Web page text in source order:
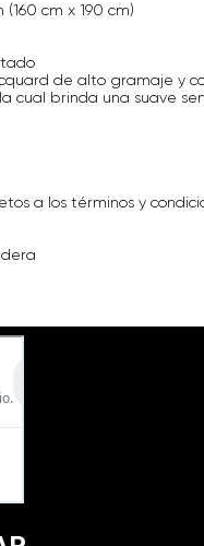
(160 cm x 190 cm)
de alto gramaje y
cual brinda una suave
a los términos y